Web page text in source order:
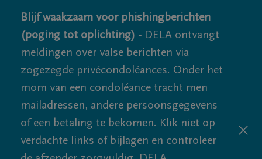
Blijf waakzaam voor phishingberichten
(poging tot oplichting) - DELA ontvangt
meldingen over valse berichten via
zogezegde privécondoléances. Onder het
mom van een condoléance tracht men
mailadressen, andere persoonsgegevens
of een betaling te bekomen. Klik niet op
verdachte links of bijlagen en controleer